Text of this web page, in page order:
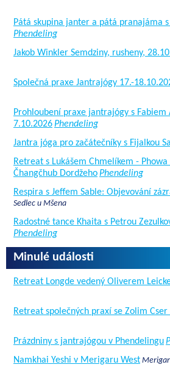
Pátá skupina janter a pátá pranajáma
Phendeling
Jakob Winkler Semdziny, rusheny,
Společná praxe Jantrajógy 17.-
Prohloubení praxe jantrajógy s Fabiem
7.10.2026Phendeling
Jantra jóga pro začátečníky s Fijalkou
Retreat s Lukášem Chmelíkem -
Čhangčhub DordžehoPhendeling
Respira s Jeffem Sable: Objevování
Sedlec u Mšena
Radostné tance Khaita s Petrou
Phendeling
Minulé události
Retreat Longde vedený Oliverem
Retreat společných praxí se Zolim Cser
Prázdniny s jantrajógou v Phendelingu
Namkhai Yeshi v Merigaru West